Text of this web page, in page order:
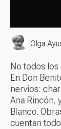
Olga
No todos
En Don
nervios:
Ana Rincón,
Blanco.
cuentan